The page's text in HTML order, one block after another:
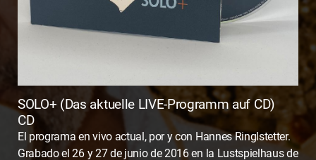
SOLO+ (Das aktuelle LIVE-Programm auf CD)
CD
El programa en vivo actual, por y con Hannes Ringlstetter.
Grabado el 26 y 27 de junio de 2016 en la Lustspielhaus de